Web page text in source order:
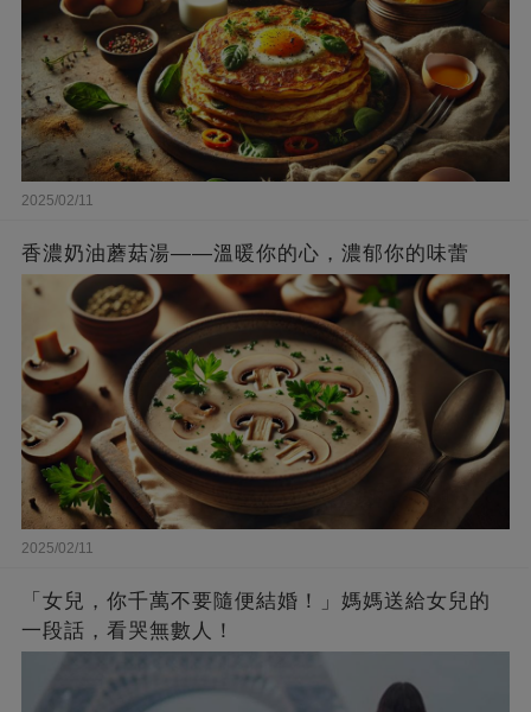
2025/02/11
香濃奶油蘑菇湯——溫暖你的心，濃郁你的味蕾
2025/02/11
「女兒，你千萬不要隨便結婚！」媽媽送給女兒的
一段話，看哭無數人！